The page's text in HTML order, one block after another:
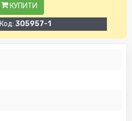
КУПИТИ
Код: 305957-1